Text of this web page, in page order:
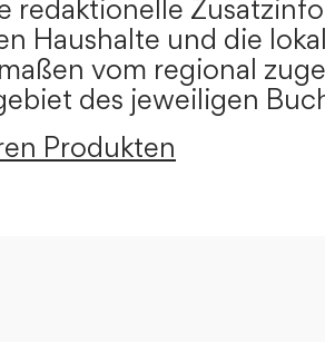
redaktionelle
Haushalte und die
vom regional
des jeweiligen
Produkten